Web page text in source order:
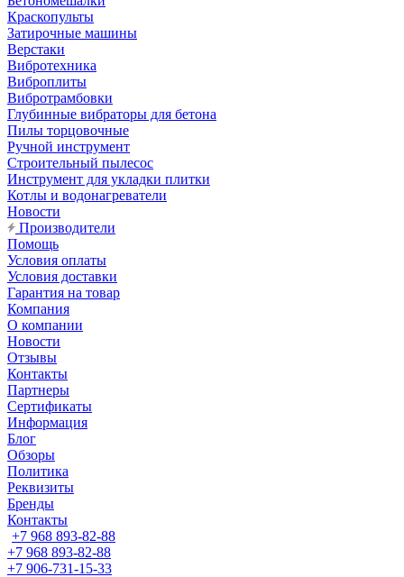
Краскопульты
Затирочные машины
Верстаки
Вибротехника
Виброплиты
Вибротрамбовки
Глубинные вибраторы для бетона
Пилы торцовочные
Ручной инструмент
Строительный пылесос
Инструмент для укладки плитки
Котлы и водонагреватели
Новости
Производители
Помощь
Условия оплаты
Условия доставки
Гарантия на товар
Компания
О компании
Новости
Отзывы
Контакты
Партнеры
Сертификаты
Информация
Блог
Обзоры
Политика
Реквизиты
Бренды
Контакты
+7 968 893-82-88
+7 968 893-82-88
+7 906-731-15-33